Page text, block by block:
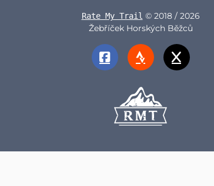
Rate My Trail © 2018 / 2026
Žebříček Horských Běžců